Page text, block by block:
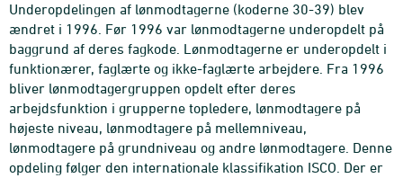
Underopdelingen af lønmodtagerne (koderne 30-39) blev
ændret i 1996. Før 1996 var lønmodtagerne underopdelt på
baggrund af deres fagkode. Lønmodtagerne er underopdelt i
funktionærer, faglærte og ikke-faglærte arbejdere. Fra 1996
bliver lønmodtagergruppen opdelt efter deres
arbejdsfunktion i grupperne topledere, lønmodtagere på
højeste niveau, lønmodtagere på mellemniveau,
lønmodtagere på grundniveau og andre lønmodtagere. Denne
opdeling følger den internationale klassifikation ISCO. Der er